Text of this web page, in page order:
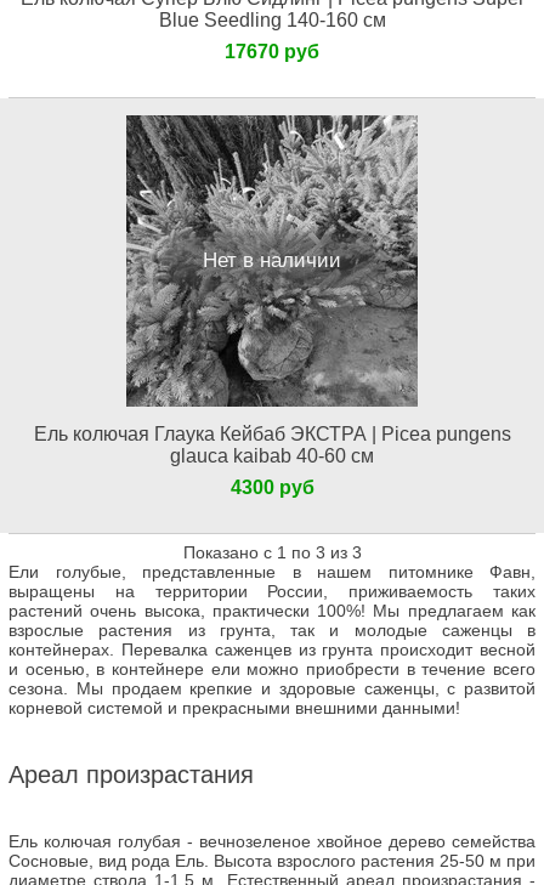
Blue Seedling 140-160 см
17670 руб
Нет в наличии
Ель колючая Глаука Кейбаб ЭКСТРА | Picea pungens
glauca kaibab 40-60 см
4300 руб
Показано с 1 по 3 из 3
Ели голубые, представленные в нашем питомнике Фавн,
выращены на территории России, приживаемость таких
растений очень высока, практически 100%! Мы предлагаем как
взрослые растения из грунта, так и молодые саженцы в
контейнерах. Перевалка саженцев из грунта происходит весной
и осенью, в контейнере ели можно приобрести в течение всего
сезона. Мы продаем крепкие и здоровые саженцы, с развитой
корневой системой и прекрасными внешними данными!
Ареал произрастания
Ель колючая голубая - вечнозеленое хвойное дерево семейства
Сосновые, вид рода Ель. Высота взрослого растения 25-50 м при
диаметре ствола 1-1,5 м. Естественный ареал произрастания -